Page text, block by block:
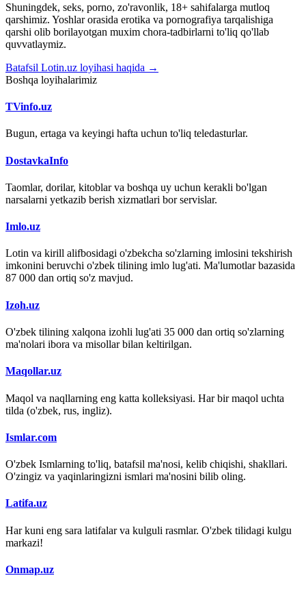
Shuningdek, seks, porno, zo'ravonlik, 18+ sahifalarga mutloq
qarshimiz. Yoshlar orasida erotika va pornografiya tarqalishiga
qarshi olib borilayotgan muxim chora-tadbirlarni to'liq qo'llab
quvvatlaymiz.
Batafsil Lotin.uz loyihasi haqida →
Boshqa loyihalarimiz
TVinfo.uz
Bugun, ertaga va keyingi hafta uchun to'liq teledasturlar.
DostavkaInfo
Taomlar, dorilar, kitoblar va boshqa uy uchun kerakli bo'lgan
narsalarni yetkazib berish xizmatlari bor servislar.
Imlo.uz
Lotin va kirill alifbosidagi o'zbekcha so'zlarning imlosini tekshirish
imkonini beruvchi o'zbek tilining imlo lug'ati. Ma'lumotlar bazasida
87 000 dan ortiq so'z mavjud.
Izoh.uz
O'zbek tilining xalqona izohli lug'ati 35 000 dan ortiq so'zlarning
ma'nolari ibora va misollar bilan keltirilgan.
Maqollar.uz
Maqol va naqllarning eng katta kolleksiyasi. Har bir maqol uchta
tilda (o'zbek, rus, ingliz).
Ismlar.com
O'zbek Ismlarning to'liq, batafsil ma'nosi, kelib chiqishi, shakllari.
O'zingiz va yaqinlaringizni ismlari ma'nosini bilib oling.
Latifa.uz
Har kuni eng sara latifalar va kulguli rasmlar. O'zbek tilidagi kulgu
markazi!
Onmap.uz